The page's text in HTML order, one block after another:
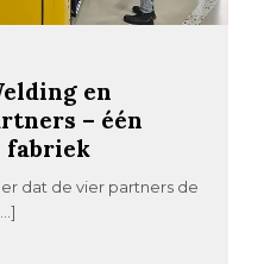
en
– één
fabriek
dat de vier partners de